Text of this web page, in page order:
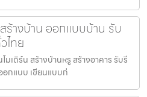
ร้างบ้าน ออกแบบบ้าน รับ
ไทย
เดิร์น สร้างบ้านหรู สร้างอาคาร รับรี
อกแบบ เขียนแบบก่